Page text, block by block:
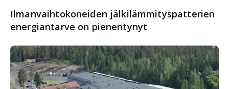
Ilmanvaihtokoneiden jälkilämmityspatterien
energiantarve on pienentynyt